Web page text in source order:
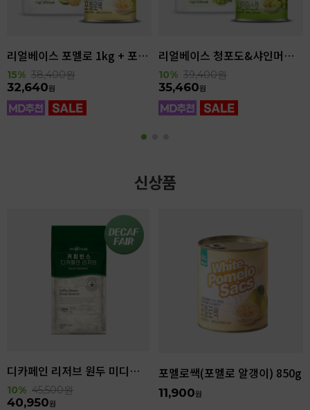
리얼베이스 포멜로 1kg + 포멜로쌕 850g SET
15% 38,400원
32,640원
리얼베이스 청포도&샤인머스캣 1kg + 샤인머스캣 850g SET
10% 39,400원
35,460원
신상품
디카페인 리저브 원두 미디엄다크 로스팅 1kg
10% 45,500원
40,950원
포멜로쌕(포멜로 알갱이) 850g
11,900원